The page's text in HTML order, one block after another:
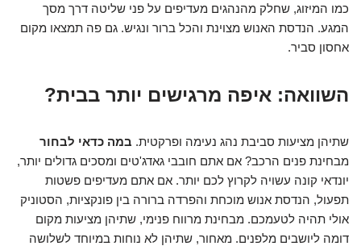
כמו המיזוג, שחלק מהנהגים מעדיפים על פני שליטה דרך מסך
המגע. הנדסת האנוש מצוינת והכל ברור ונגיש. גם פה תמצאו מקום
אחסון סביר.
השוואה: איפה מרגישים יותר בבית?
שתיהן מציעות סביבת נהג נעימה ופרקטית. במה כדאי לבחור
מבחינת פנים הרכב? אם אתם חובבי גאדג'טים ומסכים גדולים יותר,
יונדאי קונה עשויה לקרוץ לכם יותר. אם אתם מעדיפים פשטות
תפעול, הנדסת אנוש מוכחת והפרדה ברורה בין פונקציות, הסטוניק
אולי תהיה לטעמכם. מבחינת מרווח פנימי, שתיהן מציעות מקום
דומה ליושבים מלפנים. מאחור, שתיהן לא נוחות במיוחד לשלושה